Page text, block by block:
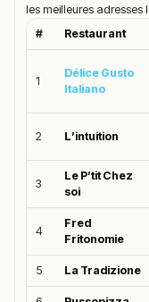
les meilleures adresses
# Restaurant
1
Délice Gusto
Italiano
2 L’intuition
3
Le P’tit Chez
soi
4
Fred
Fritonomie
5 La Tradizione